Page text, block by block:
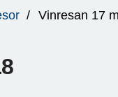
Vinresan 17